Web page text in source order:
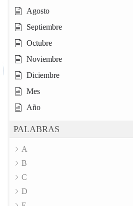
Agosto
Septiembre
Octubre
Noviembre
Diciembre
Mes
Año
PALABRAS
A
B
C
D